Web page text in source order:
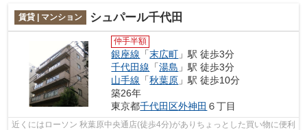
賃貸 | マンション シュパール千代田
仲手半額
銀座線 「末広町 」駅 徒歩3分
千代田線 「湯島 」駅 徒歩3分
山手線 「秋葉原 」駅 徒歩10分
築26年
東京都千代田区外神田 ６丁目
近くにはローソン 秋葉原中央通店(徒歩4分)がありちょっとした買い物に便利